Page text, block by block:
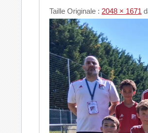
Taille Originale : 2048 × 1671